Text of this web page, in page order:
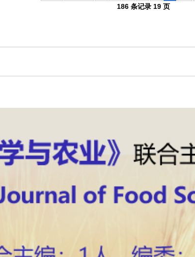
186 条记录 19 页